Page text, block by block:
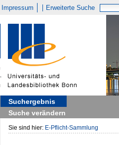
Impressum Erweiterte Suche
Suchergebnis
Suche verändern
Sie sind hier: E-Pflicht-Sammlung